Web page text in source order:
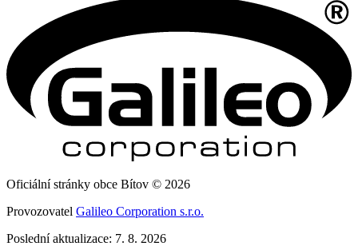
Oficiální stránky obce Bítov © 2026
Provozovatel Galileo Corporation s.r.o.
Poslední aktualizace: 7. 8. 2026